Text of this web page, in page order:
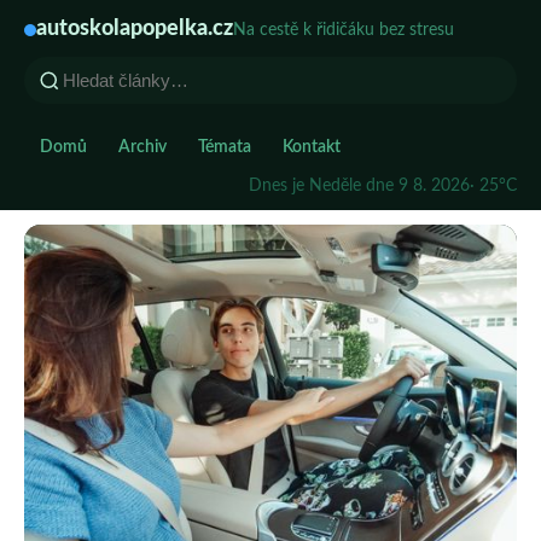
autoskolapopelka.czNa cestě k řidičáku bez stresu
Domů Archiv Témata Kontakt
Dnes je Neděle dne 9 8. 2026· 25°C